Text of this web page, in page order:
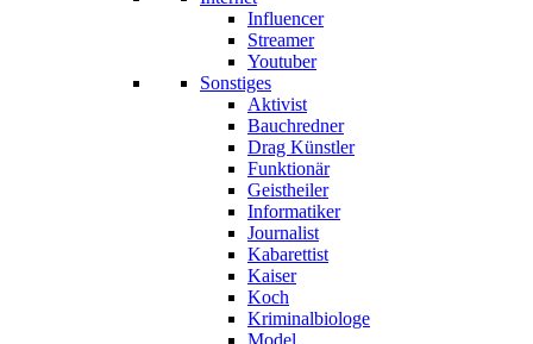
Influencer
Streamer
Youtuber
Sonstiges
Aktivist
Bauchredner
Drag Künstler
Funktionär
Geistheiler
Informatiker
Journalist
Kabarettist
Kaiser
Koch
Kriminalbiologe
Model